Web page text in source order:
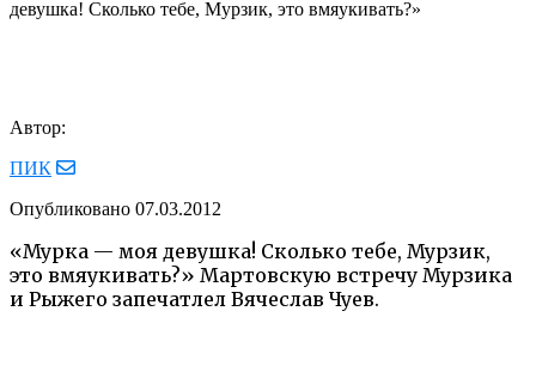
девушка! Сколько тебе, Мурзик, это вмяукивать?»
Автор:
ПИК
Опубликовано 07.03.2012
«Мурка — моя девушка! Сколько тебе, Мурзик,
это вмяукивать?» Мартовскую встречу Мурзика
и Рыжего запечатлел Вячеслав Чуев.